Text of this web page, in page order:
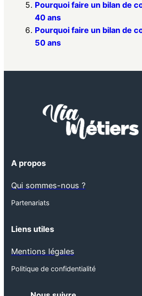
Pourquoi faire un bilan de
40 ans
Pourquoi faire un bilan de
50 ans
A propos
Qui sommes-nous ?
Partenariats
Liens utiles
Mentions légales
Politique de confidentialité